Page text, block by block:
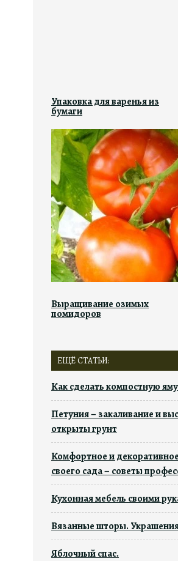
Упаковка для варенья из
бумаги
Выращивание озимых
помидоров
ЕЩЁ СТАТЬИ:
Как сделать компостную яму
Петуния – закаливание и
открыты грунт
Комфортное и
своего сада – советы
Кухонная мебель своими
Вязанные шторы.
Яблочный спас.